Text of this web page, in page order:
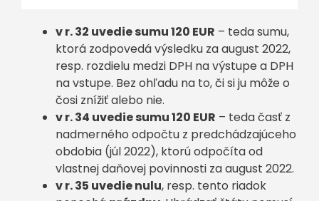
v r. 32 uvedie sumu 120 EUR – teda sumu,
ktorá zodpovedá výsledku za august 2022,
resp. rozdielu medzi DPH na výstupe a DPH
na vstupe. Bez ohľadu na to, či si ju môže o
čosi znížiť alebo nie.
v r. 34 uvedie sumu 120 EUR – teda časť z
nadmerného odpočtu z predchádzajúceho
obdobia (júl 2022), ktorú odpočíta od
vlastnej daňovej povinnosti za august 2022.
v r. 35 uvedie nulu, resp. tento riadok